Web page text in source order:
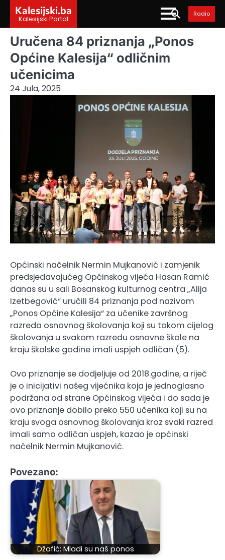
content
Kalesijski.ba
Kalesijski Portal
Radio
Uručena 84 priznanja „Ponos
Općine Kalesija“ odličnim
učenicima
24 Jula, 2025
Općinski načelnik Nermin Mujkanović i zamjenik
predsjedavajućeg Općinskog vijeća Hasan Ramić
danas su u sali Bosanskog kulturnog centra „Alija
Izetbegović“ uručili 84 priznanja pod nazivom
„Ponos Općine Kalesija“ za učenike završnog
razreda osnovnog školovanja koji su tokom cijelog
školovanja u svakom razredu osnovne škole na
kraju školske godine imali uspjeh odličan (5).
Ovo priznanje se dodjeljuje od 2018.godine, a riječ
je o inicijativi našeg vijećnika koja je jednoglasno
podržana od strane Općinskog vijeća i do sada je
ovo priznanje dobilo preko 550 učenika koji su na
kraju svoga osnovnog školovanja kroz svaki razred
imali samo odličan uspjeh, kazao je općinski
načelnik Nermin Mujkanović.
Povezano:
Džafić: Mladi su naš ponos